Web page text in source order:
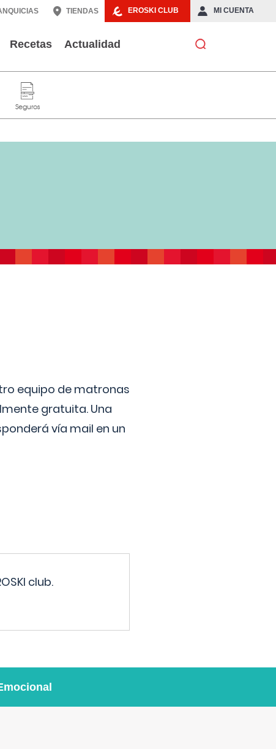
EROSKI CLUB MI CUENTA
TIENDAS
Recetas Actualidad
equipo de matronas
gratuita. Una
vía mail en un
club.